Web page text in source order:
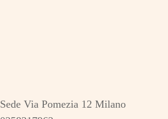
Sede Via Pomezia 12 Milano